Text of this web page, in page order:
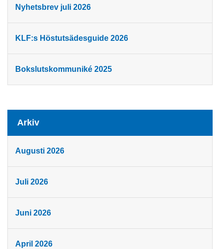
Nyhetsbrev juli 2026
KLF:s Höstutsädesguide 2026
Bokslutskommuniké 2025
Arkiv
Augusti 2026
Juli 2026
Juni 2026
April 2026